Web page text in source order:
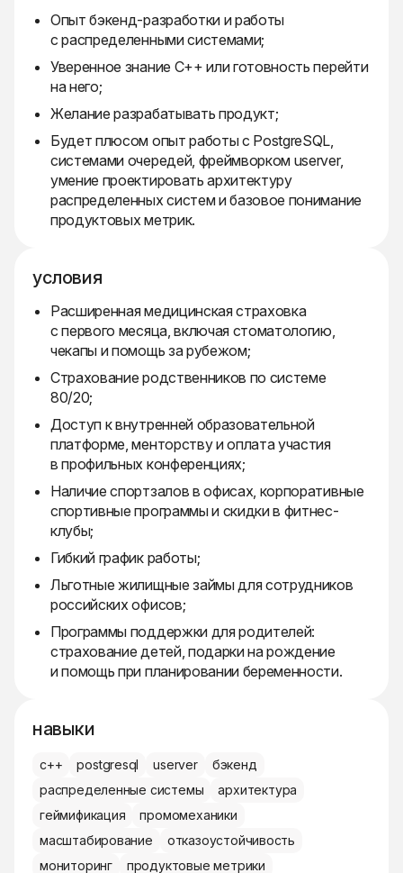
Опыт бэкенд-разработки и работы
с распределенными системами;
Уверенное знание C++ или готовность перейти
на него;
Желание разрабатывать продукт;
Будет плюсом опыт работы с PostgreSQL,
системами очередей, фреймворком userver,
умение проектировать архитектуру
распределенных систем и базовое понимание
продуктовых метрик.
условия
Расширенная медицинская страховка
с первого месяца, включая стоматологию,
чекапы и помощь за рубежом;
Страхование родственников по системе
80/20;
Доступ к внутренней образовательной
платформе, менторству и оплата участия
в профильных конференциях;
Наличие спортзалов в офисах, корпоративные
спортивные программы и скидки в фитнес-
клубы;
Гибкий график работы;
Льготные жилищные займы для сотрудников
российских офисов;
Программы поддержки для родителей:
страхование детей, подарки на рождение
и помощь при планировании беременности.
навыки
c++ postgresql userver
бэкенд
распределенные системы
архитектура
геймификация
промомеханики
масштабирование
отказоустойчивость
мониторинг
продуктовые метрики